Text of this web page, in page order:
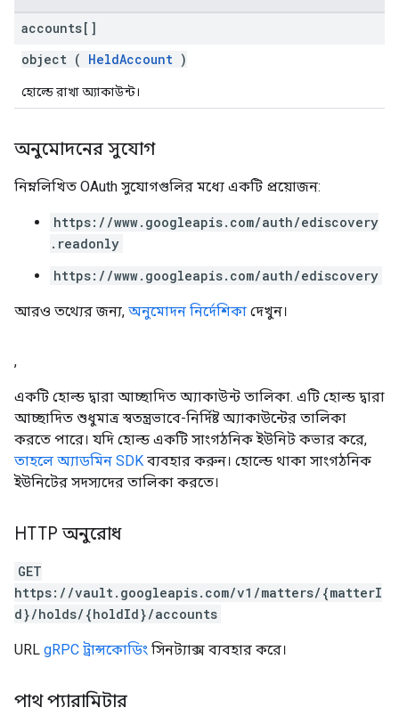
accounts[]
object ( HeldAccount )
হোল্ডে রাখা অ্যাকাউন্ট।
অনুমোদনের সুযোগ
নিম্নলিখিত OAuth সুযোগগুলির মধ্যে একটি প্রয়োজন:
https://www.googleapis.com/auth/ediscovery
.readonly
https://www.googleapis.com/auth/ediscovery
আরও তথ্যের জন্য, অনুমোদন নির্দেশিকা দেখুন।
,
একটি হোল্ড দ্বারা আচ্ছাদিত অ্যাকাউন্ট তালিকা. এটি হোল্ড দ্বারা
আচ্ছাদিত শুধুমাত্র স্বতন্ত্রভাবে-নির্দিষ্ট অ্যাকাউন্টের তালিকা
করতে পারে। যদি হোল্ড একটি সাংগঠনিক ইউনিট কভার করে,
তাহলে অ্যাডমিন SDK ব্যবহার করুন। হোল্ডে থাকা সাংগঠনিক
ইউনিটের সদস্যদের তালিকা করতে।
HTTP অনুরোধ
GET
https://vault.googleapis.com/v1/matters/{matterI
d}/holds/{holdId}/accounts
URL gRPC ট্রান্সকোডিং সিনট্যাক্স ব্যবহার করে।
পাথ প্যারামিটার